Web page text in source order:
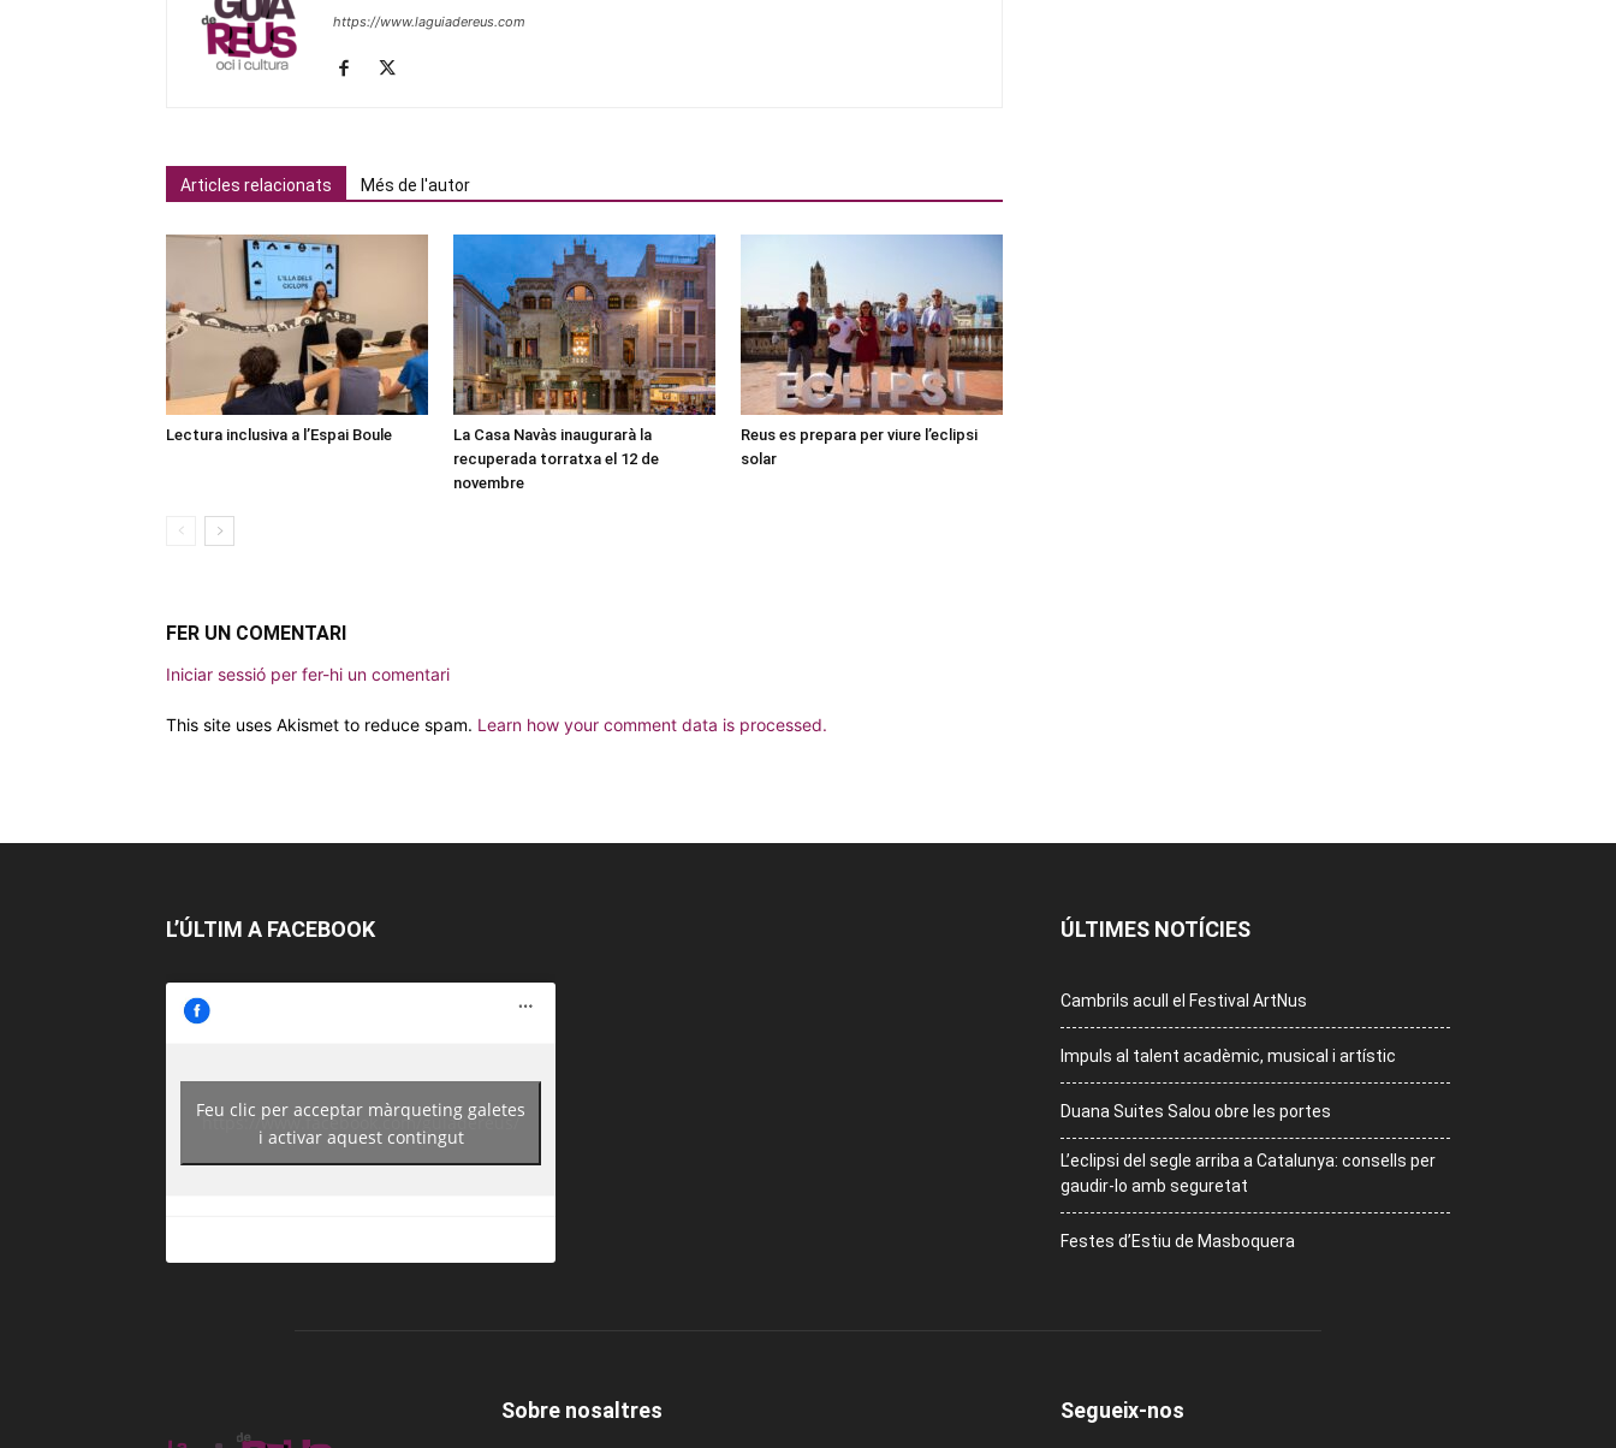
https://www.laguiadereus.com
Articles relacionats Més de l'autor
Lectura inclusiva a l’Espai Boule
La Casa Navàs inaugurarà la
recuperada torratxa el 12 de
novembre
Reus es prepara per viure l’eclipsi
solar
FER UN COMENTARI
Iniciar sessió per fer-hi un comentari
This site uses Akismet to reduce spam. Learn how your comment data is processed.
L’ÚLTIM A FACEBOOK
https://www.facebook.com/guiadereus/
Feu clic per acceptar màrqueting galetes
i activar aquest contingut
ÚLTIMES NOTÍCIES
Cambrils acull el Festival ArtNus
Impuls al talent acadèmic, musical i artístic
Duana Suites Salou obre les portes
L’eclipsi del segle arriba a Catalunya: consells per
gaudir-lo amb seguretat
Festes d’Estiu de Masboquera
Sobre nosaltres Segueix-nos